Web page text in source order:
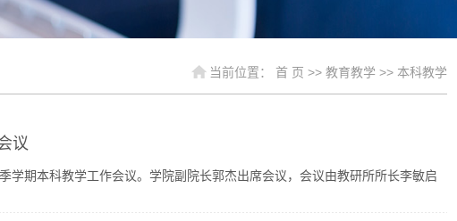
当前位置： 首 页 >> 教育教学 >> 本科教学
议
期本科教学工作会议。学院副院长郭杰出席会议，会议由教研所所长李敏启